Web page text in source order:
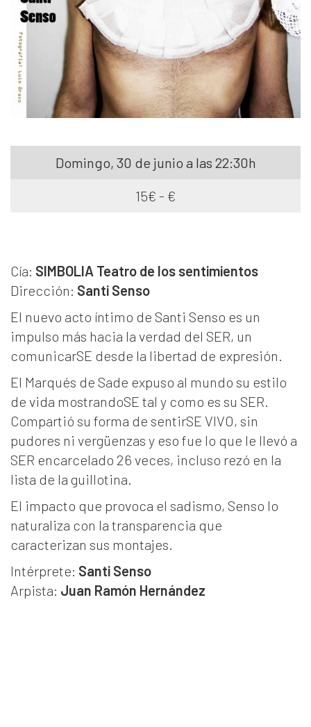
Domingo, 30 de junio a las 22:30h
15€ - €
Cía: SIMBOLIA Teatro de los sentimientos
Dirección: Santi Senso
El nuevo acto íntimo de Santi Senso es un
impulso más hacia la verdad del SER, un
comunicarSE desde la libertad de expresión.
El Marqués de Sade expuso al mundo su estilo
de vida mostrandoSE tal y como es su SER.
Compartió su forma de sentirSE VIVO, sin
pudores ni vergüenzas y eso fue lo que le llevó a
SER encarcelado 26 veces, incluso rezó en la
lista de la guillotina.
El impacto que provoca el sadismo, Senso lo
naturaliza con la transparencia que
caracterizan sus montajes.
Intérprete: Santi Senso
Arpista: Juan Ramón Hernández